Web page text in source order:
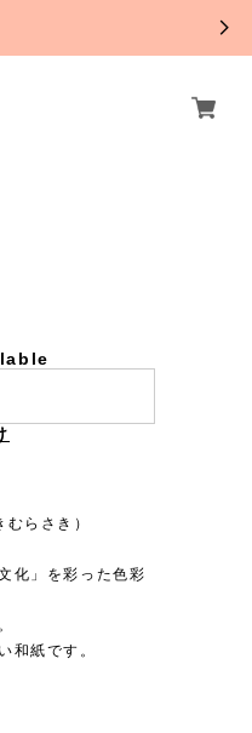
らさき）
化」を彩った色彩
和紙です。